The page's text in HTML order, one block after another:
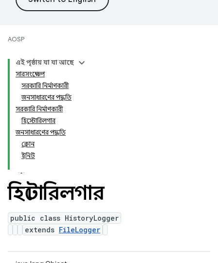
AOSP
এই পৃষ্ঠায় যা যা আছে
সারসংক্ষেপ
সরকারি নির্মাণকারী
জনসাধারণের পদ্ধতি
সরকারি নির্মাণকারী
হিস্টোরিলগার
জনসাধারণের পদ্ধতি
ক্লোন
ইনিট
হিস্টোরিলগার
public class HistoryLogger
extends FileLogger